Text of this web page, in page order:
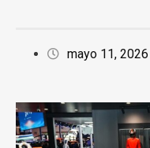
mayo 11, 2026